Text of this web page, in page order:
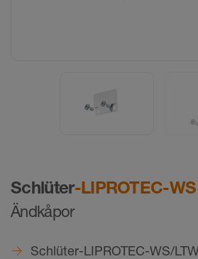
Schlüter-LIPROTEC-WS
Ändkåpor
Schlüter-LIPROTEC-WS/